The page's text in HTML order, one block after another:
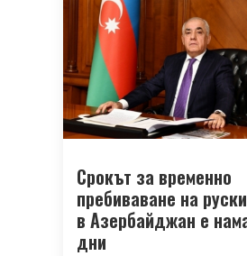
Срокът за временно
пребиваване на
в Азербайджан е
дни